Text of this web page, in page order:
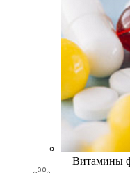
Витамины